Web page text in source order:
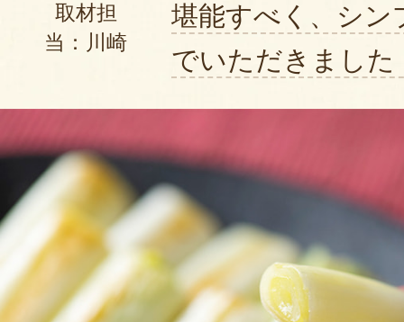
取材担
当：川崎
堪能すべく、シン
でいただきました